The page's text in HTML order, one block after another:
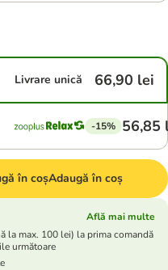
Livrare unică 66,90 lei
-15% 56,85
în coșAdaugă în coș
Află mai multe
la max. 100 lei) la prima comandă
următoare